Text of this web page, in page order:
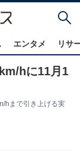
エンタメ リサ
hに11月1
hまで引き上げる実